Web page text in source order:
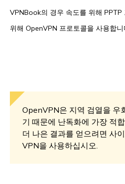
VPNBook의 경우 속도를 위해 PPTP
위해 OpenVPN 프로토콜을 사용합니
OpenVPN은 지역 검열을 우
기 때문에 난독화에 가장 적
더 나은 결과를 얻으려면 사
VPN을 사용하십시오.